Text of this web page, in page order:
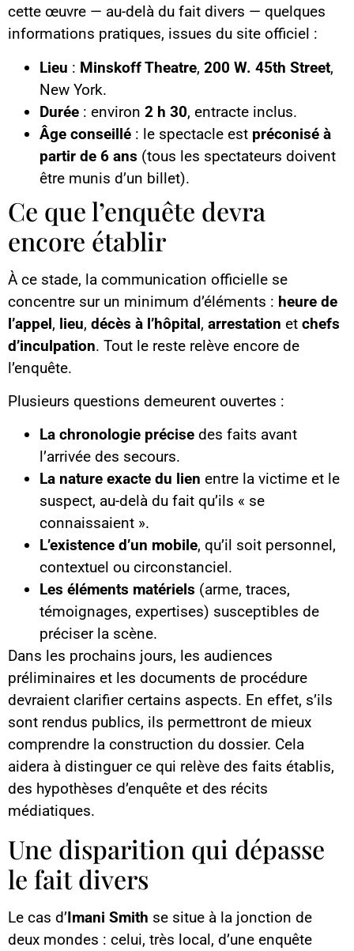
cette œuvre — au-delà du fait divers — quelques
informations pratiques, issues du site officiel :
Lieu : Minskoff Theatre, 200 W. 45th Street,
New York.
Durée : environ 2 h 30, entracte inclus.
Âge conseillé : le spectacle est préconisé à
partir de 6 ans (tous les spectateurs doivent
être munis d’un billet).
Ce que l’enquête devra
encore établir
À ce stade, la communication officielle se
concentre sur un minimum d’éléments : heure de
l’appel, lieu, décès à l’hôpital, arrestation et chefs
d’inculpation. Tout le reste relève encore de
l’enquête.
Plusieurs questions demeurent ouvertes :
La chronologie précise des faits avant
l’arrivée des secours.
La nature exacte du lien entre la victime et le
suspect, au-delà du fait qu’ils « se
connaissaient ».
L’existence d’un mobile, qu’il soit personnel,
contextuel ou circonstanciel.
Les éléments matériels (arme, traces,
témoignages, expertises) susceptibles de
préciser la scène.
Dans les prochains jours, les audiences
préliminaires et les documents de procédure
devraient clarifier certains aspects. En effet, s’ils
sont rendus publics, ils permettront de mieux
comprendre la construction du dossier. Cela
aidera à distinguer ce qui relève des faits établis,
des hypothèses d’enquête et des récits
médiatiques.
Une disparition qui dépasse
le fait divers
Le cas d’Imani Smith se situe à la jonction de
deux mondes : celui, très local, d’une enquête